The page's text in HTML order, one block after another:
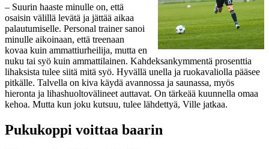
– Suurin haaste minulle on, että
osaisin välillä levätä ja jättää aikaa
palautumiselle. Personal trainer sanoi
minulle aikoinaan, että treenaan
kovaa kuin ammattiurheilija, mutta en
nuku tai syö kuin ammattilainen. Kahdeksankymmentä prosenttia
lihaksista tulee siitä mitä syö. Hyvällä unella ja ruokavaliolla pääsee
pitkälle. Talvella on kiva käydä avannossa ja saunassa, myös
hieronta ja lihashuoltovälineet auttavat. On tärkeää kuunnella omaa
kehoa. Mutta kun joku kutsuu, tulee lähdettyä, Ville jatkaa.
Pukukoppi voittaa baarin